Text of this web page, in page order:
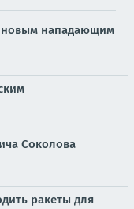
новым нападающим
Соколова
ракеты для